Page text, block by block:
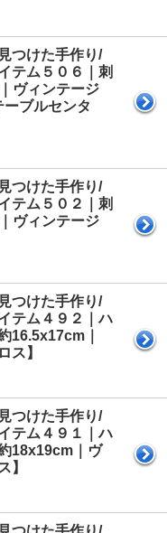
つけた手作り/
テム５０６｜刺
ヴィンテージ
ブルセンタ
つけた手作り/
テム５０２｜刺
ヴィンテージ
つけた手作り/
テム４９２｜ハ
16.5x17cm｜
ス】
つけた手作り/
テム４９１｜ハ
18x19cm｜ヴ
】